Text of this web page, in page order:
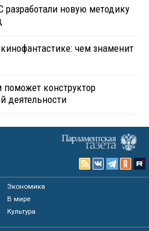
новую методику
чем знаменит
конструктор
деятельности
Экономика
В мире
Культура